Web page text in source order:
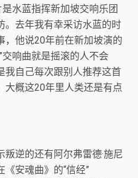
是水蓝指挥新加坡交响乐团
。去年我有幸采访水蓝的时
，他说20年前在新加坡演的
交响曲就是摇滚的人不会
我自己每次跟别人推荐这首
大概这20年里人类还是有点
逆的还有阿尔弗雷德·施尼
安魂曲》的“信经”